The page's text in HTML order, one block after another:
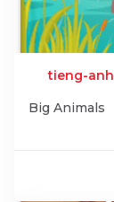
tieng-anh
Big Animals